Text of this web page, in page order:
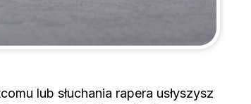
lub słuchania rapera usłyszysz